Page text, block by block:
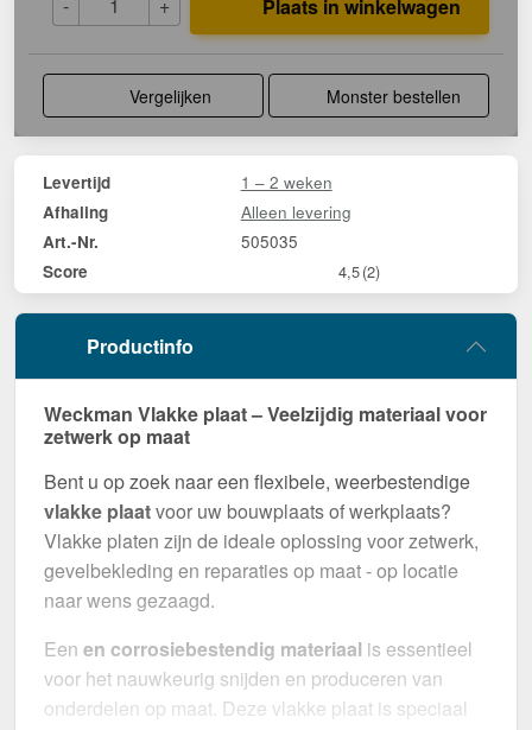
Plaats in winkelwagen
Vergelijken Monster bestellen
Levertijd 1 – 2 weken
Afhaling Alleen levering
Art.-Nr. 505035
Score 4,5(2)
Productinfo
Weckman Vlakke plaat – Veelzijdig materiaal voor
zetwerk op maat
Bent u op zoek naar een flexibele, weerbestendige
vlakke plaatvoor uw bouwplaats of werkplaats?
Vlakke platen zijn de ideale oplossing voor zetwerk,
gevelbekleding en reparaties op maat - op locatie
naar wens gezaagd.
Een en corrosiebestendig materiaal is essentieel
voor het nauwkeurig snijden en produceren van
onderdelen op maat. Deze vlakke plaat is speciaal